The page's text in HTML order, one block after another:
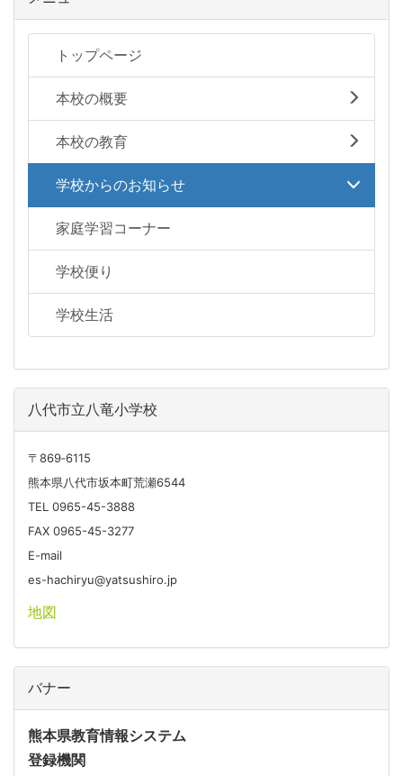
トップページ
本校の概要
本校の教育
学校からのお知らせ
家庭学習コーナー
学校便り
学校生活
八代市立八竜小学校
〒869‐6115
熊本県八代市坂本町荒瀬6544
TEL 0965-45-3888
FAX 0965-45-3277
E-mail
es-hachiryu@yatsushiro.jp
地図
バナー
熊本県教育情報システム
登録機関